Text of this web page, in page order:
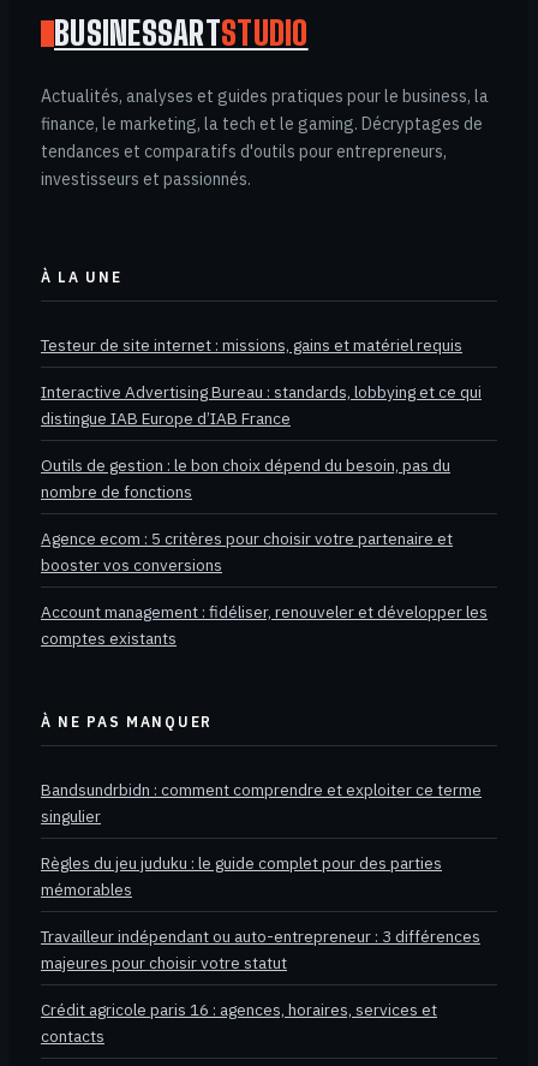
BUSINESSARTSTUDIO
Actualités, analyses et guides pratiques pour le business, la
finance, le marketing, la tech et le gaming. Décryptages de
tendances et comparatifs d'outils pour entrepreneurs,
investisseurs et passionnés.
À LA UNE
Testeur de site internet : missions, gains et matériel requis
Interactive Advertising Bureau : standards, lobbying et ce qui
distingue IAB Europe d’IAB France
Outils de gestion : le bon choix dépend du besoin, pas du
nombre de fonctions
Agence ecom : 5 critères pour choisir votre partenaire et
booster vos conversions
Account management : fidéliser, renouveler et développer les
comptes existants
À NE PAS MANQUER
Bandsundrbidn : comment comprendre et exploiter ce terme
singulier
Règles du jeu juduku : le guide complet pour des parties
mémorables
Travailleur indépendant ou auto-entrepreneur : 3 différences
majeures pour choisir votre statut
Crédit agricole paris 16 : agences, horaires, services et
contacts